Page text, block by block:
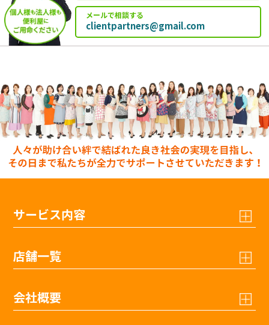
メールで相談する
clientpartners@gmail.com
サービス内容
店舗一覧
会社概要